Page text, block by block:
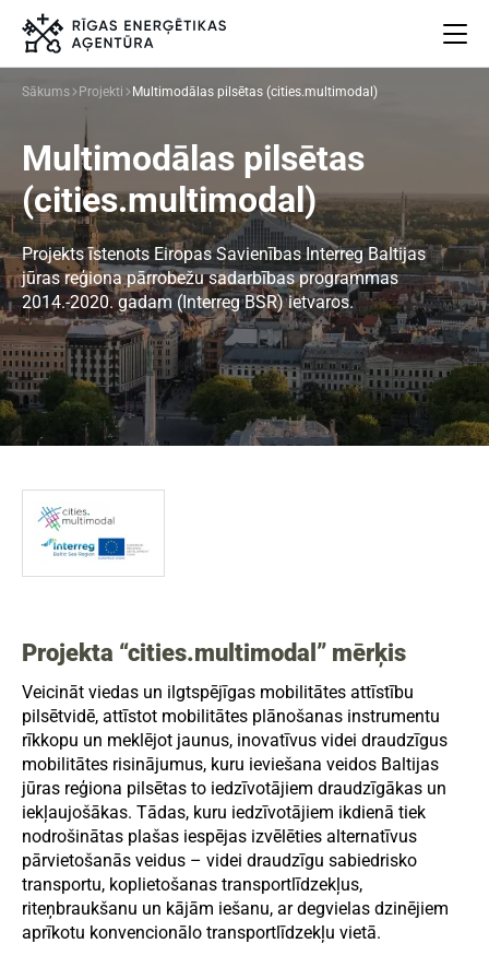
Projekti
Energoefektivitāte
Pasākumi
Jaunumi
Aprites ekonomika
Iesaisties
Elpo Rīga!
Ēkas atjaunošanas ABC
Sākums Projekti Multimodālas pilsētas (cities.multimodal)
Multimodālas pilsētas
(cities.multimodal)
Projekts īstenots Eiropas Savienības Interreg Baltijas
jūras reģiona pārrobežu sadarbības programmas
2014.-2020. gadam (Interreg BSR) ietvaros.
Projekta “cities.multimodal” mērķis
Veicināt viedas un ilgtspējīgas mobilitātes attīstību
pilsētvidē, attīstot mobilitātes plānošanas instrumentu
rīkkopu un meklējot jaunus, inovatīvus videi draudzīgus
mobilitātes risinājumus, kuru ieviešana veidos Baltijas
jūras reģiona pilsētas to iedzīvotājiem draudzīgākas un
iekļaujošākas. Tādas, kuru iedzīvotājiem ikdienā tiek
nodrošinātas plašas iespējas izvēlēties alternatīvus
pārvietošanās veidus – videi draudzīgu sabiedrisko
transportu, koplietošanas transportlīdzekļus,
riteņbraukšanu un kājām iešanu, ar degvielas dzinējiem
aprīkotu konvencionālo transportlīdzekļu vietā.